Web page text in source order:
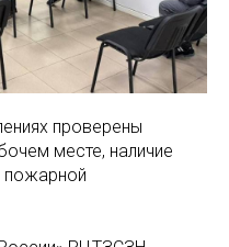
проверены
месте, наличие
пожарной